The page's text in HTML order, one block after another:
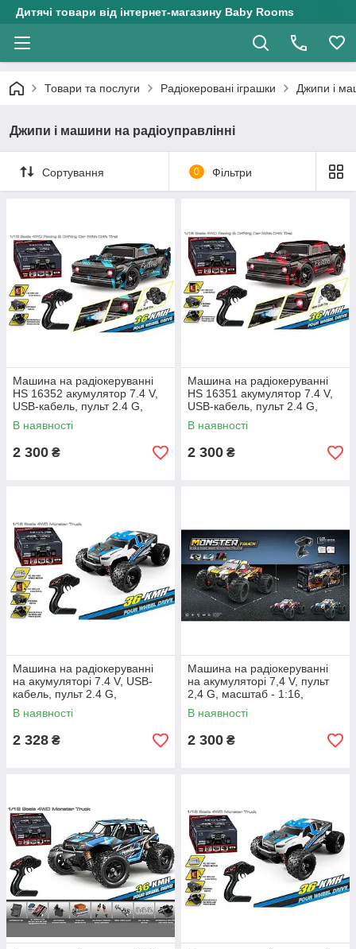
Дитячі товари від інтернет-магазину Baby Rooms
Товари та послуги Радіокеровані іграшки Джипи і
Джипи і машини на радіоуправлінні
Сортування 0 Фільтри
Машина на радіокеруванні
HS 16352 акумулятор 7.4 V,
USB-кабель, пульт 2.4 G,
масштаб 1:16, швидкість до
36 км/г, протиударний
В наявності
2 300 ₴
Машина на радіокеруванні
HS 16351 акумулятор 7.4 V,
USB-кабель, пульт 2.4 G,
масштаб 1:16, швидкість до
36 км/г, протиударний
В наявності
2 300 ₴
Машина на радіокеруванні
на акумуляторі 7.4 V, USB-
кабель, пульт 2.4 G,
протиударний корпус, гумові
шини, швидкість до 36 км/г
В наявності
2 328 ₴
Машина на радіокеруванні
на акумуляторі 7,4 V, пульт
2,4 G, масштаб - 1:16,
амортизаційні пружини,
протиударний корпус
В наявності
2 300 ₴